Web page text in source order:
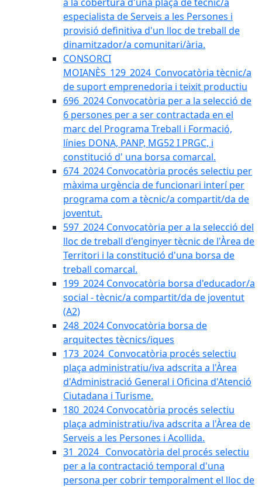
especialista de Serveis a les Persones i
provisió definitiva d'un lloc de treball de
dinamitzador/a comunitari/ària.
CONSORCI
MOIANÈS_129_2024_Convocatòria tècnic/a
de suport emprenedoria i teixit productiu
696_2024 Convocatòria per a la selecció de
6 persones per a ser contractada en el
marc del Programa Treball i Formació,
línies DONA, PANP, MG52 I PRGC, i
constitució d' una borsa comarcal.
674_2024 Convocatòria procés selectiu per
màxima urgència de funcionari interí per
programa com a tècnic/a compartit/da de
joventut.
597_2024 Convocatòria per a la selecció del
lloc de treball d'enginyer tècnic de l'Àrea de
Territori i la constitució d'una borsa de
treball comarcal.
199_2024 Convocatòria borsa d'educador/a
social - tècnic/a compartit/da de joventut
(A2)
248_2024 Convocatòria borsa de
arquitectes tècnics/iques
173_2024_Convocatòria procés selectiu
plaça administratiu/iva adscrita a l'Àrea
d'Administració General i Oficina d'Atenció
Ciutadana i Turisme.
180_2024 Convocatòria procés selectiu
plaça administratiu/iva adscrita a l'Àrea de
Serveis a les Persones i Acollida.
31_2024_ Convocatòria del procés selectiu
per a la contractació temporal d'una
persona per cobrir temporalment el lloc de